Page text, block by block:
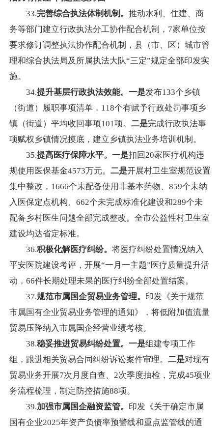
33.完善综合执法体制机制。 推动水利、住建、商
务等部门建立行政执法分工协作配合机制，7家单位按
要求修订调整执法协作配合机制，县（市、区）城市管
理和综合执法局及所属执法大队“三定”规定全部印发实
施。
34.提升基层行政执法效能。一是发布133个乡镇
（街道）履职事项清单，118个有赋予行政处罚事项乡
镇（街道）平均收回事项101项。 二是完成行政执法事
项赋权乡镇情况摸底，建立乡镇执法业务培训机制。
35.提高医疗保障水平。一是扣回20家医疗机构违
规使用医保基金4573万元。 二是开展村卫生室规范设置
集中整改，1666个未配备使用非基本药物、859个未纳
入医保定点机构、662个未完成标准化建设和289个未
配备乡村医生问题全部完成整改。全市公益性村卫生室
建设均达省定标准。
36.积极化解医疗纠纷。 将医疗纠纷处置情况纳入
平安医院建设考评，开展“一月一主题”医疗质量提升活
动，66件长期处理未果的医疗纠纷全部处置结案。
37.规范市属国企贸易业务管理。 印发《关于规范
市属国有企业贸易业务管理的通知》，将低附加值流量
贸易压降纳入市属国企经营业绩考核。
38.稳妥推进贸易纠纷处置。一是组建专项工作
组，跟进相关贸易合同纠纷诉讼案件审理。 二是对现有
贸易业务开展7次月度自查、2次季度抽检，完成45项业
务流程梳理，制定防控措施88项。
39.加强市属国企融资监管。 印发《关于确定市属
国有企业2025年资产负债率预警线和重点监管线的通